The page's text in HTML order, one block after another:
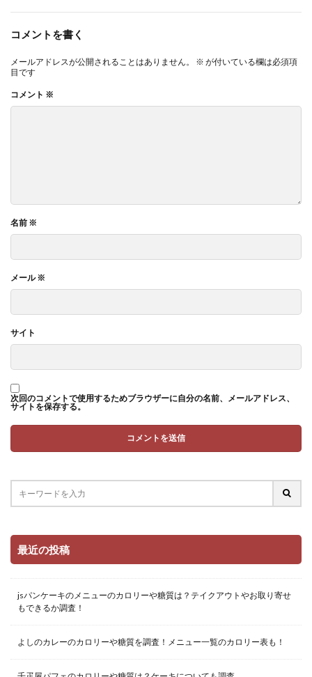
コメントを書く
メールアドレスが公開されることはありません。 ※ が付いている欄は必須項
目です
コメント ※
名前 ※
メール※
サイト
次回のコメントで使用するためブラウザーに自分の名前、メールアドレス、
サイトを保存する。
最近の投稿
jsパンケーキのメニューのカロリーや糖質は？テイクアウトやお取り寄せ
もできるか調査！
よしのカレーのカロリーや糖質を調査！メニュー一覧のカロリー表も！